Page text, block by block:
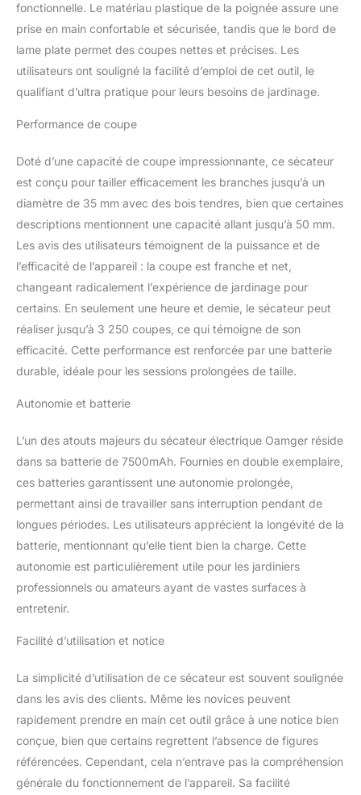
instables. 【3 Modes de
longueur - Sans
installation】Notre
Oamger Secateur
Electrique Sans Fil est
polyvalente et simple à
trois modes de sélection
de la longueur (1,6 m, 2,2
m, 2,8 m) jusqu'à 7 pieds
(280 cm) pour une
utilisation plus flexible. La
perche télescopique
vous permet de tailler
facilement les branches
hautes sans grimper.
【Sécateur électrique 2
en 1】Le sécateur avec
perches télescopiques
est doté de différents
angles réglables pour
augmenter l'efficacité de
la coupe et aussi à
éliminer les douleurs aux
mains. Ils peuvent
également être utilisés
avec des perches
télescopiques pour tailler
rapidement les branches
hautes. Petite et légère,
elle peut être soulevée
utilise un moteur sans
qui augmente l'efficacité
de 50 %, réduit le bruit
de 20 % et augmente la
durée de vie de 80 %. La
rallonge du sécateur est
fabriquée en alliage
fonctionnelle. Le matériau plastique de la poignée assure une
prise en main confortable et sécurisée, tandis que le bord de
lame plate permet des coupes nettes et précises. Les
utilisateurs ont souligné la facilité d’emploi de cet outil, le
qualifiant d’ultra pratique pour leurs besoins de jardinage.
Performance de coupe
Doté d’une capacité de coupe impressionnante, ce sécateur
est conçu pour tailler efficacement les branches jusqu’à un
diamètre de 35 mm avec des bois tendres, bien que certaines
descriptions mentionnent une capacité allant jusqu’à 50 mm.
Les avis des utilisateurs témoignent de la puissance et de
l’efficacité de l’appareil : la coupe est franche et net,
changeant radicalement l’expérience de jardinage pour
certains. En seulement une heure et demie, le sécateur peut
réaliser jusqu’à 3 250 coupes, ce qui témoigne de son
efficacité. Cette performance est renforcée par une batterie
durable, idéale pour les sessions prolongées de taille.
Autonomie et batterie
L’un des atouts majeurs du sécateur électrique Oamger réside
dans sa batterie de 7500mAh. Fournies en double exemplaire,
ces batteries garantissent une autonomie prolongée,
permettant ainsi de travailler sans interruption pendant de
longues périodes. Les utilisateurs apprécient la longévité de la
batterie, mentionnant qu’elle tient bien la charge. Cette
autonomie est particulièrement utile pour les jardiniers
professionnels ou amateurs ayant de vastes surfaces à
entretenir.
Facilité d’utilisation et notice
La simplicité d’utilisation de ce sécateur est souvent soulignée
dans les avis des clients. Même les novices peuvent
rapidement prendre en main cet outil grâce à une notice bien
conçue, bien que certains regrettent l’absence de figures
référencées. Cependant, cela n’entrave pas la compréhension
générale du fonctionnement de l’appareil. Sa facilité